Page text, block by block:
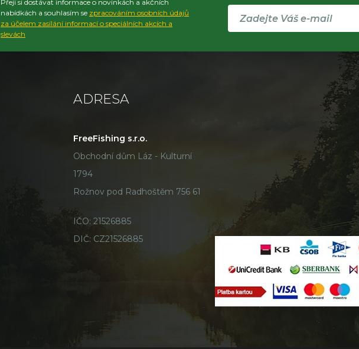
Přeji si dostávat informace o novinkách a akčních
nabídkách a souhlasím se zpracováním osobních údajů
za účelem zasílání informací o speciálních akcích a
slevách
ADRESA
FreeFishing s.r.o.
Obchodní dům Láz - Kulturní
1794
Rožnov pod Radhoštěm 756 61
IČO: 21526885
DIČ: CZ21526885